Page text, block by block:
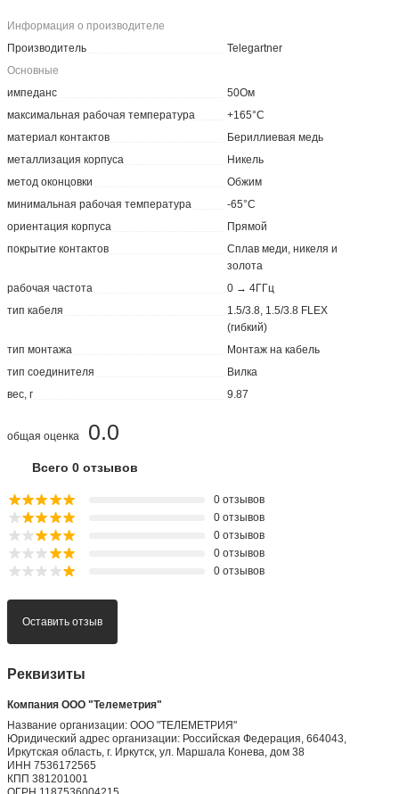
Информация о производителе
Производитель
Telegartner
Основные
импеданс
50Ом
максимальная рабочая температура
+165°C
материал контактов
Бериллиевая медь
металлизация корпуса
Никель
метод оконцовки
Обжим
минимальная рабочая температура
-65°C
ориентация корпуса
Прямой
покрытие контактов
Сплав меди, никеля и
золота
рабочая частота
0 → 4ГГц
тип кабеля
1.5/3.8, 1.5/3.8 FLEX
(гибкий)
тип монтажа
Монтаж на кабель
тип соединителя
Вилка
вес, г
9.87
0.0
общая оценка
Всего 0 отзывов
0 отзывов
0 отзывов
0 отзывов
0 отзывов
0 отзывов
Оставить отзыв
Реквизиты
Компания ООО "Телеметрия"
Название организации: ООО "ТЕЛЕМЕТРИЯ"
Юридический адрес организации: Российская Федерация, 664043,
Иркутская область, г. Иркутск, ул. Маршала Конева, дом 38
ИНН 7536172565
КПП 381201001